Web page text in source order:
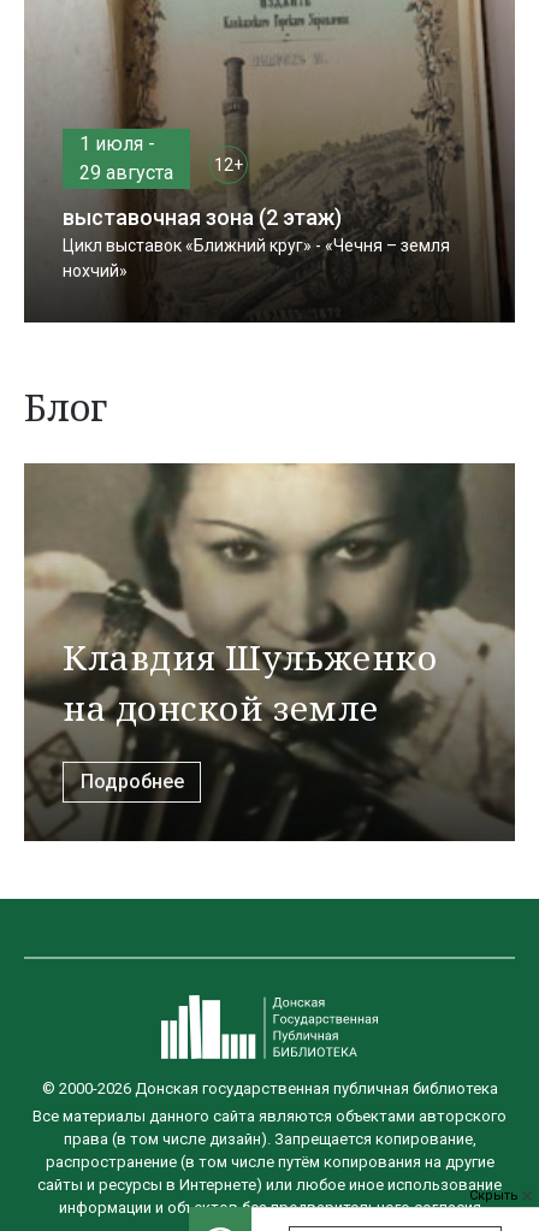
1 июля -
29 августа
12+
выставочная зона (2 этаж)
Цикл выставок «Ближний круг» - «Чечня – земля
нохчий»
Блог
Клавдия Шульженко
на донской земле
Подробнее
Скрыть
© 2000-2026 Донская государственная публичная библиотека
Все материалы данного сайта являются объектами авторского
права (в том числе дизайн). Запрещается копирование,
распространение (в том числе путём копирования на другие
сайты и ресурсы в Интернете) или любое иное использование
информации и объектов без предварительного согласия